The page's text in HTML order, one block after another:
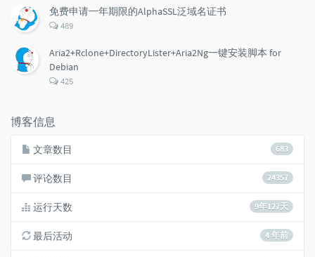
数：
免费申请一年期限的AlphaSSL泛域名证书
评
数：
489
Aria2+Rclone+DirectoryLister+Aria2Ng一键安装脚本 for
Debian
评
425
博客信息
683
文章数目
24357
评论数目
9年127天
运行天数
4 年前
最后活动